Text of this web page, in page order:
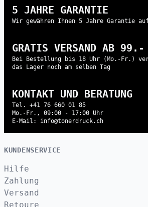
5 JAHRE GARANTIE
Wir gewähren Ihnen 5 Jahre Garantie
GRATIS VERSAND AB 99.-
Bei Bestellung bis 18 Uhr (Mo.-Fr.)
das Lager noch am selben Tag
KONTAKT UND BERATUNG
Tel. +41 76 660 01 85
Mo.-Fr., 09:00 - 17:00 Uhr
E-Mail: info@tonerdruck.ch
KUNDENSERVICE
Hilfe
Zahlung
Versand
Retoure